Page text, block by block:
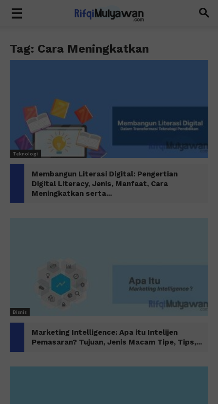
Tag: Cara Meningkatkan
Teknologi
Membangun Literasi Digital: Pengertian
Digital Literacy, Jenis, Manfaat, Cara
Meningkatkan serta...
Bisnis
Marketing Intelligence: Apa itu Intelijen
Pemasaran? Tujuan, Jenis Macam Tipe, Tips,...